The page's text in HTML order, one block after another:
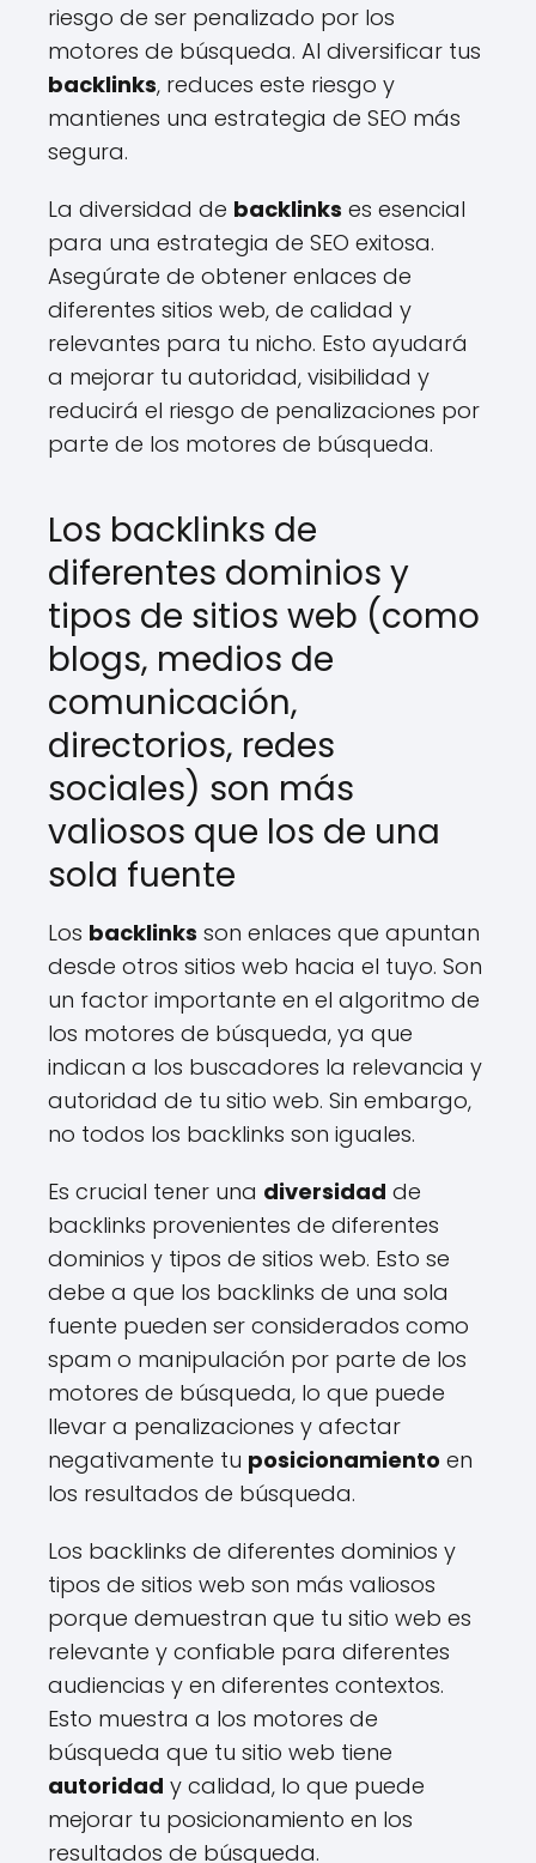
riesgo de ser penalizado por los
motores de búsqueda. Al diversificar tus
backlinks, reduces este riesgo y
mantienes una estrategia de SEO más
segura.
La diversidad de backlinks es esencial
para una estrategia de SEO exitosa.
Asegúrate de obtener enlaces de
diferentes sitios web, de calidad y
relevantes para tu nicho. Esto ayudará
a mejorar tu autoridad, visibilidad y
reducirá el riesgo de penalizaciones por
parte de los motores de búsqueda.
Los backlinks de
diferentes dominios y
tipos de sitios web (como
blogs, medios de
comunicación,
directorios, redes
sociales) son más
valiosos que los de una
sola fuente
Los backlinks son enlaces que apuntan
desde otros sitios web hacia el tuyo. Son
un factor importante en el algoritmo de
los motores de búsqueda, ya que
indican a los buscadores la relevancia y
autoridad de tu sitio web. Sin embargo,
no todos los backlinks son iguales.
Es crucial tener una diversidad de
backlinks provenientes de diferentes
dominios y tipos de sitios web. Esto se
debe a que los backlinks de una sola
fuente pueden ser considerados como
spam o manipulación por parte de los
motores de búsqueda, lo que puede
llevar a penalizaciones y afectar
negativamente tu posicionamiento en
los resultados de búsqueda.
Los backlinks de diferentes dominios y
tipos de sitios web son más valiosos
porque demuestran que tu sitio web es
relevante y confiable para diferentes
audiencias y en diferentes contextos.
Esto muestra a los motores de
búsqueda que tu sitio web tiene
autoridad y calidad, lo que puede
mejorar tu posicionamiento en los
resultados de búsqueda.